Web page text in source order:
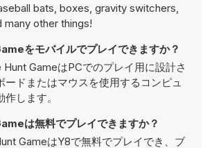
bats, boxes, gravity switchers,
many other things!
をモバイルでプレイできますか？
GameはPCでのプレイ用に設計さ
ードまたはマウスを使用するコンピュ
します。
は無料でプレイできますか？
GameはY8で無料でプレイでき、ブ